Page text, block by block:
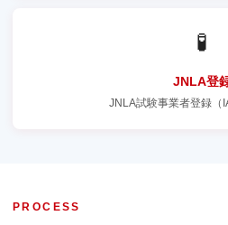
🧪
JNLA登
JNLA試験事業者登録（
PROCESS